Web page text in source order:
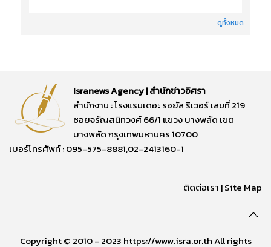
ดูทั้งหมด
Isranews Agency | สำนักข่าวอิศรา
สำนักงาน : โรงแรมเดอะ รอยัล ริเวอร์ เลขที่ 219
ซอยจรัญสนิทวงศ์ 66/1 แขวง บางพลัด เขต
บางพลัด กรุงเทพมหานคร 10700
เบอร์โทรศัพท์ : 095-575-8881,02-2413160-1
ติดต่อเรา |Site Map
Copyright © 2010 - 2023 https://www.isra.or.th All rights